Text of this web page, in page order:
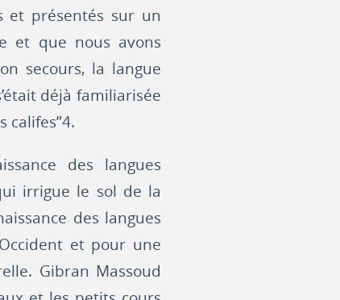
et présentés sur un
et que nous avons
secours, la langue
déjà familiarisée
califes”4.
des langues
irrigue le sol de la
des langues
et pour une
Gibran Massoud